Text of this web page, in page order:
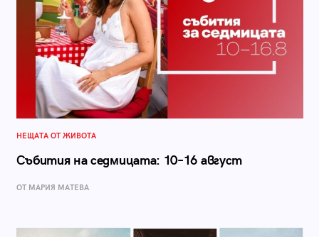
НЕЩАТА ОТ ЖИВОТА
Събития на седмицата: 10–16 август
ОТ МАРИЯ МАТЕВА